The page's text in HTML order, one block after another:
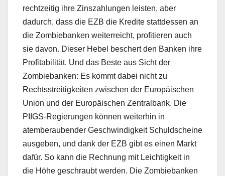
rechtzeitig ihre Zinszahlungen leisten, aber
dadurch, dass die EZB die Kredite stattdessen an
die Zombiebanken weiterreicht, profitieren auch
sie davon. Dieser Hebel beschert den Banken ihre
Profitabilität. Und das Beste aus Sicht der
Zombiebanken: Es kommt dabei nicht zu
Rechtsstreitigkeiten zwischen der Europäischen
Union und der Europäischen Zentralbank. Die
PIIGS-Regierungen können weiterhin in
atemberaubender Geschwindigkeit Schuldscheine
ausgeben, und dank der EZB gibt es einen Markt
dafür. So kann die Rechnung mit Leichtigkeit in
die Höhe geschraubt werden. Die Zombiebanken